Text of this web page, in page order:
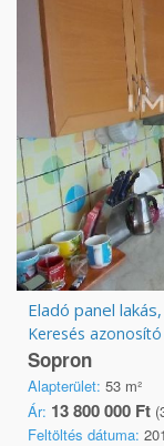
Eladó panel
Keresés
Sopron
Alapterület: 53 m²
Ár: 13 800 000 Ft
Feltöltés dátuma: